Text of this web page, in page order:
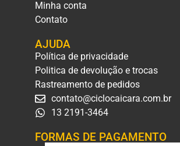
Minha conta
Contato
AJUDA
Política de privacidade
Politica de devolução e trocas
Rastreamento de pedidos
contato@ciclocaicara.com.br
13 2191-3464
FORMAS DE PAGAMENTO